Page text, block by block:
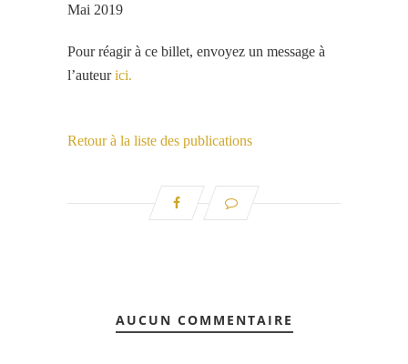
Mai 2019
Pour réagir à ce billet, envoyez un message à
l’auteurici.
Retour à la liste des publications
AUCUN COMMENTAIRE